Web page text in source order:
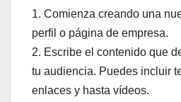
1. Comienza creando una
perfil o página de empresa.
2. Escribe el contenido que
tu audiencia. Puedes incluir
enlaces y hasta vídeos.